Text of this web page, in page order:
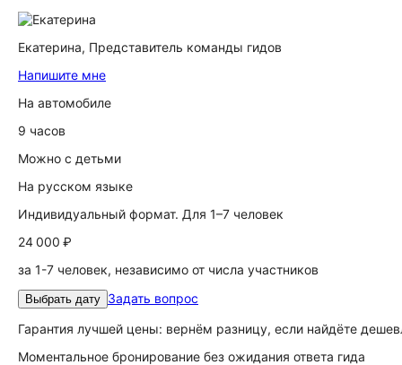
Екатерина, Представитель команды гидов
Напишите мне
На автомобиле
9 часов
Можно с детьми
На русском языке
Индивидуальный формат. Для 1–7 человек
24 000 ₽
за 1-7 человек, независимо от числа участников
Выбрать дату Задать вопрос
Гарантия лучшей цены: вернём разницу, если найдёте
Моментальное бронирование без ожидания ответа гида